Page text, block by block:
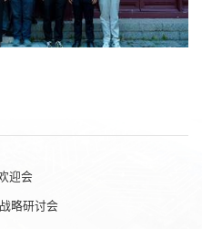
迎会
略研讨会